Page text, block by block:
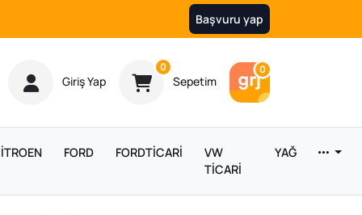
Başvuru yap
Giriş Yap
0Ürün sayısı
Sepetim
0Araç sayısı
FORD FORDTİCARİ
VW
TİCARİ
YAĞ